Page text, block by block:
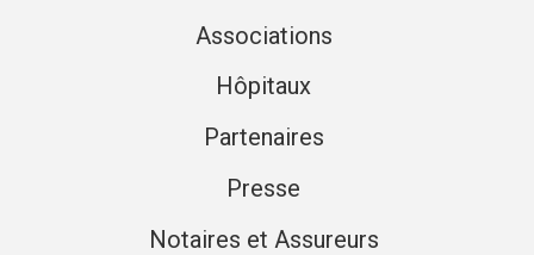
Associations
Hôpitaux
Partenaires
Presse
Notaires et Assureurs